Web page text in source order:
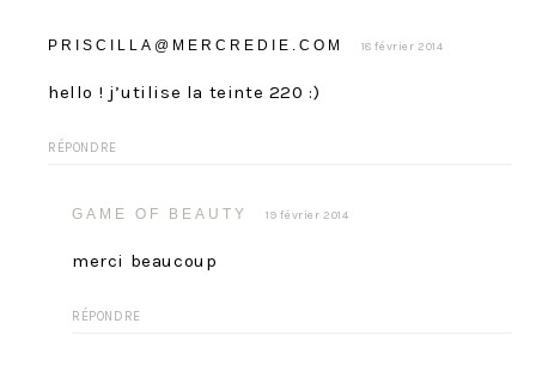
PRISCILLA@MERCREDIE.COM 18 février 2014
hello ! j’utilise la teinte 220 :)
RÉPONDRE
GAME OF BEAUTY 19 février 2014
merci beaucoup
RÉPONDRE